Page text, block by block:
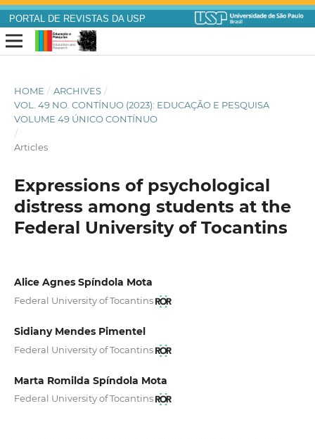
PORTAL DE REVISTAS DA USP
HOME / ARCHIVES /
VOL. 49 NO. CONTÍNUO (2023): EDUCAÇÃO E PESQUISA
VOLUME 49 ÚNICO CONTÍNUO
/
Articles
Expressions of psychological
distress among students at the
Federal University of Tocantins
Alice Agnes Spíndola Mota
Federal University of Tocantins
Sidiany Mendes Pimentel
Federal University of Tocantins
Marta Romilda Spíndola Mota
Federal University of Tocantins